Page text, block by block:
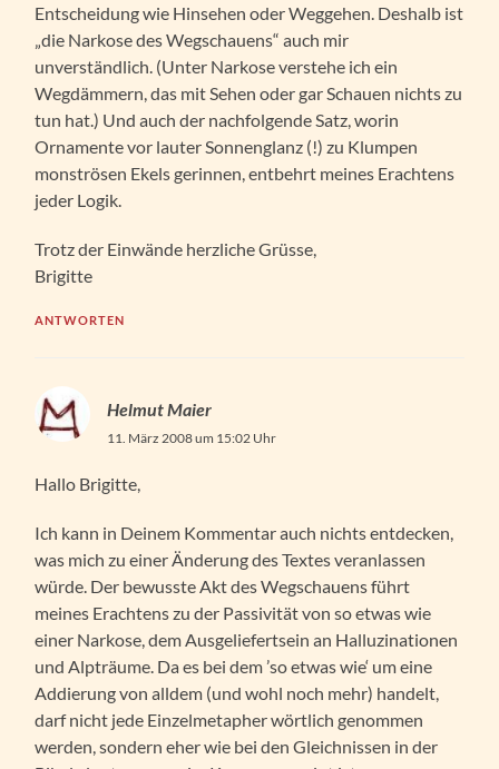
Entscheidung wie Hinsehen oder Weggehen. Deshalb ist
„die Narkose des Wegschauens“ auch mir
unverständlich. (Unter Narkose verstehe ich ein
Wegdämmern, das mit Sehen oder gar Schauen nichts zu
tun hat.) Und auch der nachfolgende Satz, worin
Ornamente vor lauter Sonnenglanz (!) zu Klumpen
monströsen Ekels gerinnen, entbehrt meines Erachtens
jeder Logik.
Trotz der Einwände herzliche Grüsse,
Brigitte
ANTWORTEN
Helmut Maier
11. März 2008 um 15:02 Uhr
Hallo Brigitte,
Ich kann in Deinem Kommentar auch nichts entdecken,
was mich zu einer Änderung des Textes veranlassen
würde. Der bewusste Akt des Wegschauens führt
meines Erachtens zu der Passivität von so etwas wie
einer Narkose, dem Ausgeliefertsein an Halluzinationen
und Alpträume. Da es bei dem ’so etwas wie‘ um eine
Addierung von alldem (und wohl noch mehr) handelt,
darf nicht jede Einzelmetapher wörtlich genommen
werden, sondern eher wie bei den Gleichnissen in der